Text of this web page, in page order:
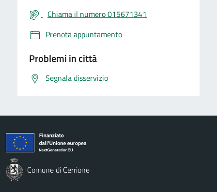
Chiama il numero 015671341
Prenota appuntamento
Problemi in città
Segnala disservizio
Comune di Cerrione